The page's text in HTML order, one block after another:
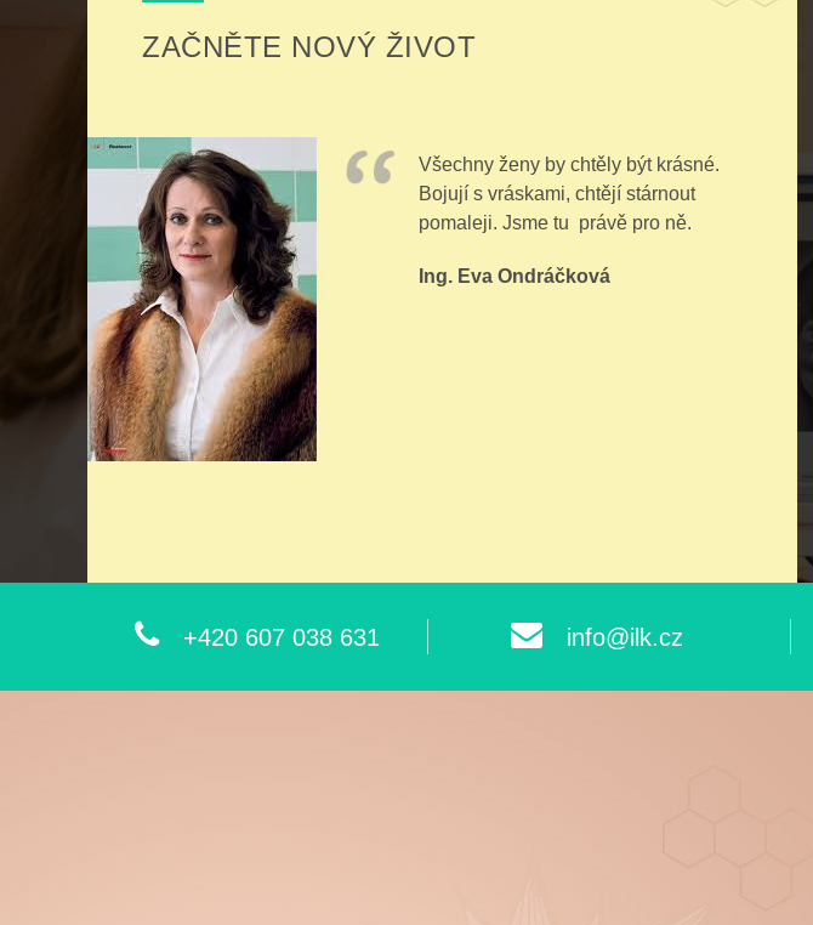
ZAČNĚTE NOVÝ ŽIVOT
Všechny ženy by chtěly být krásné.
Bojují s vráskami, chtějí stárnout
pomaleji. Jsme tu právě pro ně.
Ing. Eva Ondráčková
+420 607 038 631 info@ilk.cz